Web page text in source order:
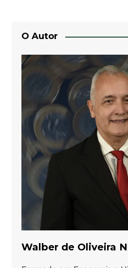
O Autor
Walber de Oliveira